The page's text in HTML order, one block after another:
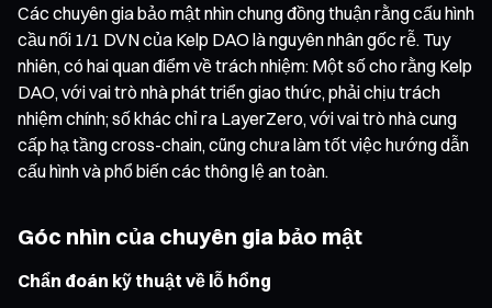
Các chuyên gia bảo mật nhìn chung đồng thuận rằng cấu hình
cầu nối 1/1 DVN của Kelp DAO là nguyên nhân gốc rễ. Tuy
nhiên, có hai quan điểm về trách nhiệm: Một số cho rằng Kelp
DAO, với vai trò nhà phát triển giao thức, phải chịu trách
nhiệm chính; số khác chỉ ra LayerZero, với vai trò nhà cung
cấp hạ tầng cross-chain, cũng chưa làm tốt việc hướng dẫn
cấu hình và phổ biến các thông lệ an toàn.
Góc nhìn của chuyên gia bảo mật
Chẩn đoán kỹ thuật về lỗ hổng